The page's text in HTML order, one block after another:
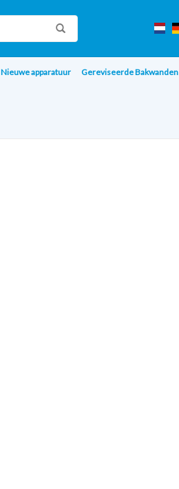
Nieuwe apparatuur Gereviseerde Bakwanden